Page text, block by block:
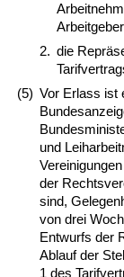
2. die
(5) Vor Erlass ist
und
der
sind,
von drei
Entwurfs der
Ablauf der
1 des